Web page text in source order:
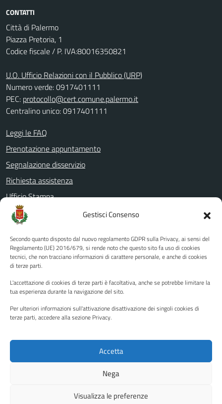
Gestisci Consenso
Secondo quanto disposto dal nuovo regolamento GDPR sulla Privacy, ai sensi del
Regolamento (UE) 2016/679, si rende noto che questo sito fa uso di cookies
tecnici, che non tracciano informazioni di carattere personale, e anche di cookies
di terze parti.
L'accettazione di cookies di terze parti è facoltativa, anche se potrebbe limitare la
tua esperienza durante la navigazione del sito.
Per ulteriori informazioni sull'attivazione disattivazione dei singoli cookies di
terze parti, accedere alla sezione Privacy.
Accetta
Nega
Visualizza le preferenze
CONTATTI
Città di Palermo
Piazza Pretoria, 1
Codice fiscale / P. IVA:80016350821
U.O. Ufficio Relazioni con il Pubblico (URP)
Numero verde: 0917401111
PEC: protocollo@cert.comune.palermo.it
Centralino unico: 0917401111
Leggi le FAQ
Prenotazione appuntamento
Segnalazione disservizio
Richiesta assistenza
Ufficio Stampa
Amministrazione Trasparente
Albo pretorio
Informativa privacy
Note legali
Piano di miglioramento del sito
Instagram